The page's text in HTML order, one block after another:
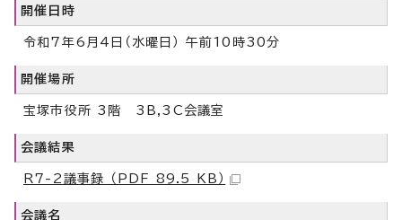
開催日時
令和7年6月4日（水曜日） 午前10時30分
開催場所
宝塚市役所 3階 3B,3C会議室
会議結果
R7-2議事録 （PDF 89.5 KB）
会議名